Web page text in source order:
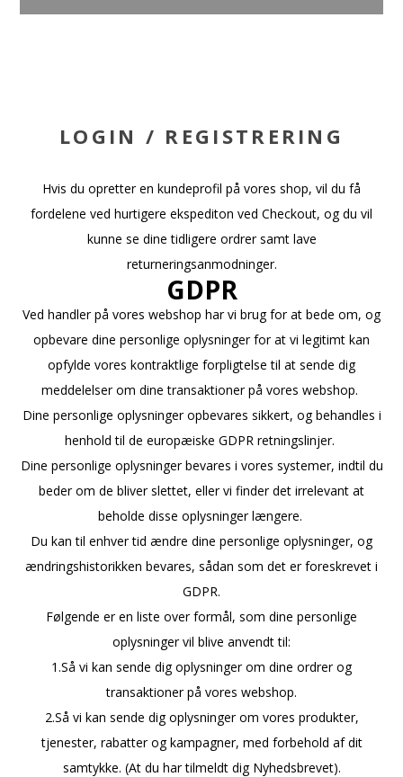
LOGIN / REGISTRERING
Hvis du opretter en kundeprofil på vores shop, vil du få
fordelene ved hurtigere ekspediton ved Checkout, og du vil
kunne se dine tidligere ordrer samt lave
returneringsanmodninger.
GDPR
Ved handler på vores webshop har vi brug for at bede om, og
opbevare dine personlige oplysninger for at vi legitimt kan
opfylde vores kontraktlige forpligtelse til at sende dig
meddelelser om dine transaktioner på vores webshop.
Dine personlige oplysninger opbevares sikkert, og behandles i
henhold til de europæiske GDPR retningslinjer.
Dine personlige oplysninger bevares i vores systemer, indtil du
beder om de bliver slettet, eller vi finder det irrelevant at
beholde disse oplysninger længere.
Du kan til enhver tid ændre dine personlige oplysninger, og
ændringshistorikken bevares, sådan som det er foreskrevet i
GDPR.
Følgende er en liste over formål, som dine personlige
oplysninger vil blive anvendt til:
1.Så vi kan sende dig oplysninger om dine ordrer og
transaktioner på vores webshop.
2.Så vi kan sende dig oplysninger om vores produkter,
tjenester, rabatter og kampagner, med forbehold af dit
samtykke. (At du har tilmeldt dig Nyhedsbrevet).